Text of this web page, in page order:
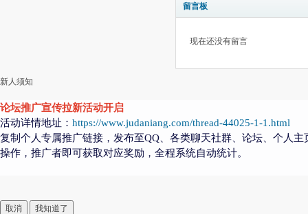
留言板
现在还没有留言
新人须知
论坛推广宣传拉新活动开启
活动详情地址： https://www.judaniang.com/thread-44025-1-1.html
复制个人专属推广链接，发布至QQ、各类聊天社群、论坛、个人
操作，推广者即可获取对应奖励，全程系统自动统计。
取消 我知道了